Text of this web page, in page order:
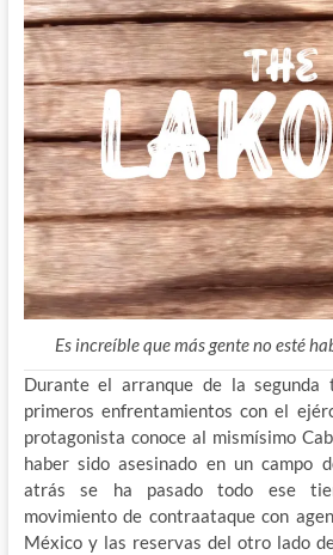
Es increíble que más gente no esté
Durante el arranque de la segunda
primeros enfrentamientos con el
protagonista conoce al mismísimo
haber sido asesinado en un campo
atrás se ha pasado todo ese
movimiento de contraataque con
México y las reservas del otro lado